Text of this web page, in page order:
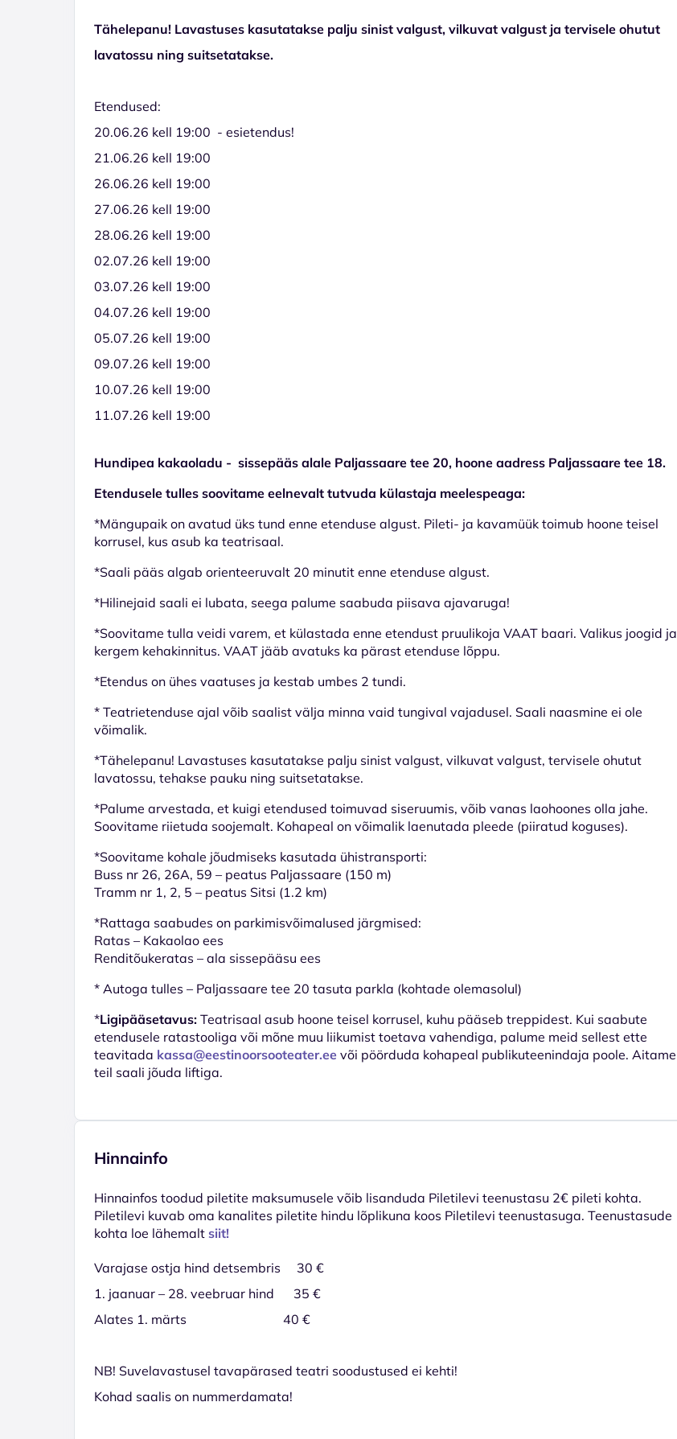
Tähelepanu! Lavastuses kasutatakse palju sinist valgust, vilkuvat valgust ja tervisele ohutut
lavatossu ning suitsetatakse.
Etendused:
20.06.26 kell 19:00 - esietendus!
21.06.26 kell 19:00
26.06.26 kell 19:00
27.06.26 kell 19:00
28.06.26 kell 19:00
02.07.26 kell 19:00
03.07.26 kell 19:00
04.07.26 kell 19:00
05.07.26 kell 19:00
09.07.26 kell 19:00
10.07.26 kell 19:00
11.07.26 kell 19:00
Hundipea kakaoladu - sissepääs alale Paljassaare tee 20, hoone aadress Paljassaare tee 18.
Etendusele tulles soovitame eelnevalt tutvuda külastaja meelespeaga:
*Mängupaik on avatud üks tund enne etenduse algust. Pileti- ja kavamüük toimub hoone teisel
korrusel, kus asub ka teatrisaal.
*Saali pääs algab orienteeruvalt 20 minutit enne etenduse algust.
*Hilinejaid saali ei lubata, seega palume saabuda piisava ajavaruga!
*Soovitame tulla veidi varem, et külastada enne etendust pruulikoja VAAT baari. Valikus joogid ja
kergem kehakinnitus. VAAT jääb avatuks ka pärast etenduse lõppu.
*Etendus on ühes vaatuses ja kestab umbes 2 tundi.
* Teatrietenduse ajal võib saalist välja minna vaid tungival vajadusel. Saali naasmine ei ole
võimalik.
*Tähelepanu! Lavastuses kasutatakse palju sinist valgust, vilkuvat valgust, tervisele ohutut
lavatossu, tehakse pauku ning suitsetatakse.
*Palume arvestada, et kuigi etendused toimuvad siseruumis, võib vanas laohoones olla jahe.
Soovitame riietuda soojemalt. Kohapeal on võimalik laenutada pleede (piiratud koguses).
*Soovitame kohale jõudmiseks kasutada ühistransporti:
Buss nr 26, 26A, 59 – peatus Paljassaare (150 m)
Tramm nr 1, 2, 5 – peatus Sitsi (1.2 km)
*Rattaga saabudes on parkimisvõimalused järgmised:
Ratas – Kakaolao ees
Renditõukeratas – ala sissepääsu ees
* Autoga tulles – Paljassaare tee 20 tasuta parkla (kohtade olemasolul)
*Ligipääsetavus: Teatrisaal asub hoone teisel korrusel, kuhu pääseb treppidest. Kui saabute
etendusele ratastooliga või mõne muu liikumist toetava vahendiga, palume meid sellest ette
teavitada kassa@eestinoorsooteater.ee või pöörduda kohapeal publikuteenindaja poole. Aitame
teil saali jõuda liftiga.
Hinnainfo
Hinnainfos toodud piletite maksumusele võib lisanduda Piletilevi teenustasu 2€ pileti kohta.
Piletilevi kuvab oma kanalites piletite hindu lõplikuna koos Piletilevi teenustasuga. Teenustasude
kohta loe lähemalt siit!
Varajase ostja hind detsembris 30 €
1. jaanuar – 28. veebruar hind 35 €
Alates 1. märts 40 €
NB! Suvelavastusel tavapärased teatri soodustused ei kehti!
Kohad saalis on nummerdamata!